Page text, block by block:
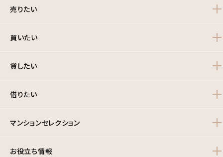
売りたい
買いたい
貸したい
借りたい
マンションセレクション
お役立ち情報